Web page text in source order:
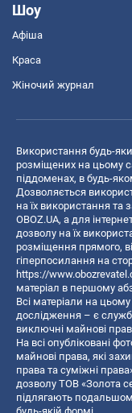
Шоу
Афіша
Краса
Жіночий журнал
Використання будь-
розміщених на цьому
піддоменах, в будь-
Дозволяється
на їх використання та
OBOZ.UA, а для
дозволу на їх
розміщення прямого,
гіперпосилання на
https://
матеріал в першому
Всі матеріали на цьому
дослідження – є
виключні майнові
На всі опубліковані
майнові права, які
права та суміжні
дозволу ТОВ «Золота
підлягають